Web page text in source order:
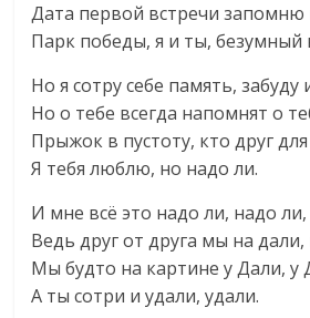
Дата первой встречи запомню
Парк победы, я и ты, безумный
Но я сотру себе память, забуду
Но о тебе всегда напомнят о
Прыжок в пустоту, кто друг
Я тебя люблю, но надо ли.
И мне всё это надо ли, надо ли,
Ведь друг от друга мы на дали,
Мы будто на картине у Дали, у
А ты сотри и удали, удали.